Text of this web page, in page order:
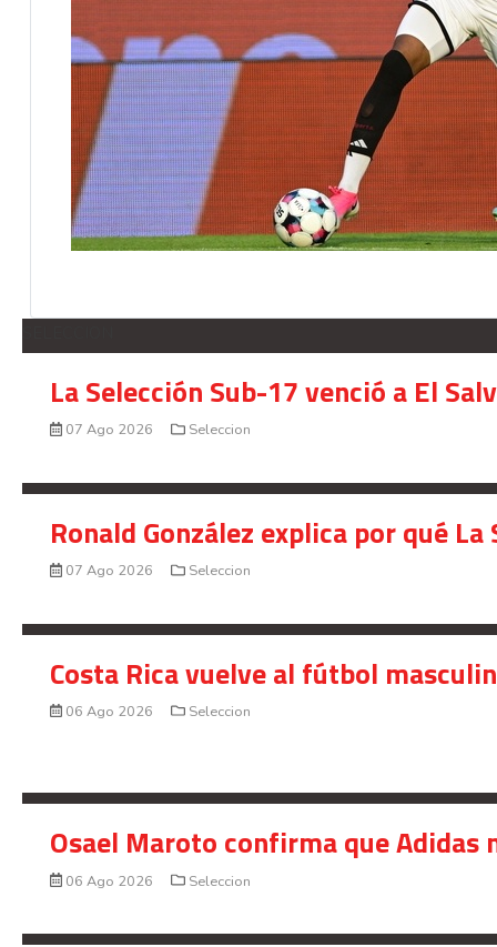
La Selección Sub-17 venció a El
07 Ago 2026 Seleccion
Ronald González explica por qué
07 Ago 2026 Seleccion
Costa Rica vuelve al fútbol
06 Ago 2026 Seleccion
Osael Maroto confirma que Adidas
06 Ago 2026 Seleccion